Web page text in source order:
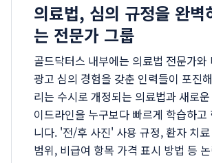
의료법, 심의 규정을 완벽
는 전문가 그룹
골드닥터스 내부에는 의료법 전문가와
광고 심의 경험을 갖춘 인력들이 포진
리는 수시로 개정되는 의료법과 새로
이드라인을 누구보다 빠르게 학습하고
니다. '전/후 사진' 사용 규정, 환자 치
범위, 비급여 항목 가격 표시 방법 등